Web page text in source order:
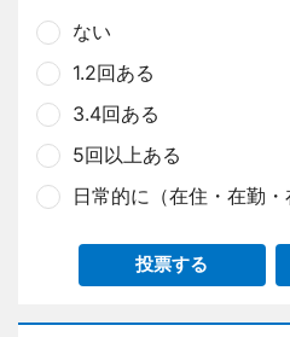
ない
1.2回ある
3.4回ある
5回以上ある
日常的に（在住・在勤・
投票する